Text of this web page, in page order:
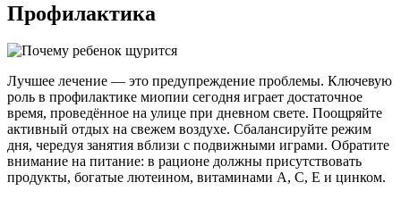
Профилактика
Лучшее лечение — это предупреждение проблемы. Ключевую
роль в профилактике миопии сегодня играет достаточное
время, проведённое на улице при дневном свете. Поощряйте
активный отдых на свежем воздухе. Сбалансируйте режим
дня, чередуя занятия вблизи с подвижными играми. Обратите
внимание на питание: в рационе должны присутствовать
продукты, богатые лютеином, витаминами А, С, Е и цинком.